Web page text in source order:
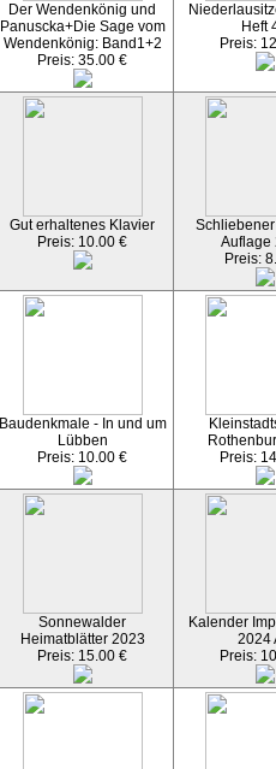
Der Wendenkönig und
Panuscka+Die Sage vom
Wendenkönig: Band1+2
Preis: 35.00 €
Heft
Preis:
Gut erhaltenes Klavier
Preis: 10.00 €
Auflage
Preis:
Baudenkmale - In und um
Lübben
Preis: 10.00 €
Preis:
Sonnewalder
Heimatblätter 2023
Preis: 15.00 €
Kalender
2024
Preis: